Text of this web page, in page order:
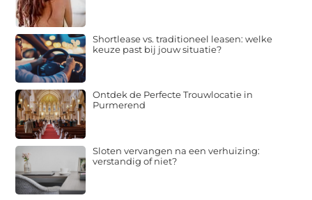
Shortlease vs. traditioneel leasen: welke
keuze past bij jouw situatie?
Ontdek de Perfecte Trouwlocatie in
Purmerend
Sloten vervangen na een verhuizing:
verstandig of niet?